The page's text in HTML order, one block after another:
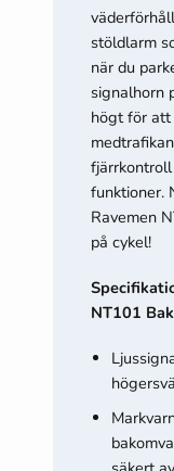
stöldlarm
när du
signalhorn
högt för att
funktioner.
Ravemen
på cykel!
NT101